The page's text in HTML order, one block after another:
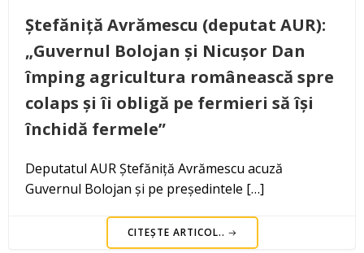
Ștefăniță Avrămescu (deputat AUR):
„Guvernul Bolojan și Nicușor Dan
împing agricultura românească spre
colaps și îi obligă pe fermieri să își
închidă fermele”
Deputatul AUR Ștefăniță Avrămescu acuză
Guvernul Bolojan și pe președintele […]
CITEȘTE ARTICOL..